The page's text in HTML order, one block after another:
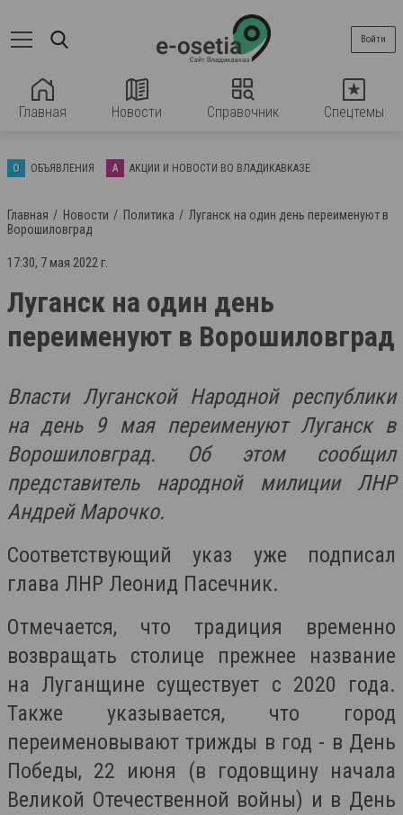
Главная Новости Справочник Спецтемы
Войти
О ОБЪЯВЛЕНИЯ А АКЦИИ И НОВОСТИ ВО ВЛАДИКАВКАЗЕ
Главная Новости Политика
Луганск на один день переименуют в
Ворошиловград
17:30, 7 мая 2022 г.
Луганск на один день
переименуют в Ворошиловград
Власти Луганской Народной республики
на день 9 мая переименуют Луганск в
Ворошиловград. Об этом сообщил
представитель народной милиции ЛНР
Андрей Марочко.
Соответствующий указ уже подписал
глава ЛНР Леонид Пасечник.
Отмечается, что традиция временно
возвращать столице прежнее название
на Луганщине существует с 2020 года.
Также указывается, что город
переименовывают трижды в год - в День
Победы, 22 июня (в годовщину начала
Великой Отечественной войны) и в День